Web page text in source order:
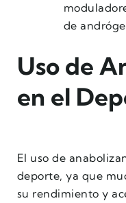
de
Uso de
en el
El uso de
deporte, ya que
su rendimiento y